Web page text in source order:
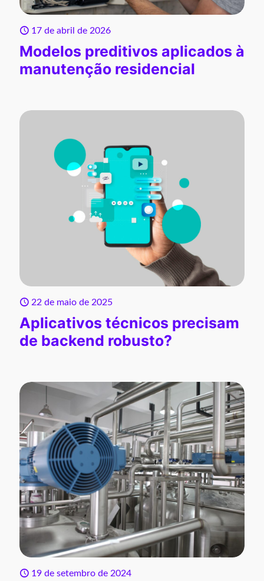
17 de abril de 2026
Modelos preditivos aplicados à
manutenção residencial
22 de maio de 2025
Aplicativos técnicos precisam
de backend robusto?
19 de setembro de 2024